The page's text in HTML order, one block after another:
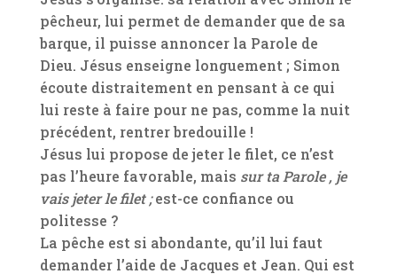
pêcheur, lui permet de demander que de sa
barque, il puisse annoncer la Parole de
Dieu. Jésus enseigne longuement ; Simon
écoute distraitement en pensant à ce qui
lui reste à faire pour ne pas, comme la nuit
précédent, rentrer bredouille !
Jésus lui propose de jeter le filet, ce n’est
pas l’heure favorable, mais sur ta Parole , je
vais jeter le filet ;est-ce confiance ou
politesse ?
La pêche est si abondante, qu’il lui faut
demander l’aide de Jacques et Jean. Qui est